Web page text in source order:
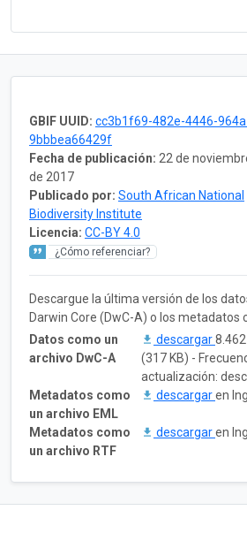
GBIF UUID: cc3b1f69-482e-4446-
9bbbea66429f
Fecha de publicación: 22 de
de 2017
Publicado por: South African National
Biodiversity Institute
Licencia: CC-BY 4.0
¿Cómo referenciar?
Descargue la última versión de los
Darwin Core (DwC-A) o los metadatos
Datos como un
archivo DwC-A
descargar
(317 KB) -
actualización:
Metadatos como
un archivo EML
descargaren
Metadatos como
un archivo RTF
descargaren